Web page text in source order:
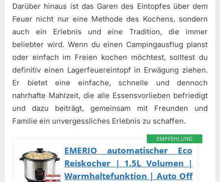
Darüber hinaus ist das Garen des Eintopfes über dem
Feuer nicht nur eine Methode des Kochens, sondern
auch ein Erlebnis und eine Tradition, die immer
beliebter wird. Wenn du einen Campingausflug planst
oder einfach im Freien kochen möchtest, solltest du
definitiv einen Lagerfeuereintopf in Erwägung ziehen.
Er bietet eine einfache, schnelle und dennoch
nahrhafte Mahlzeit, die alle Essensvorlieben befriedigt
und dazu beiträgt, gemeinsam mit Freunden und
Familie ein unvergessliches Erlebnis zu schaffen.
EMPFEHLUNG
EMERIO automatischer Eco
Reiskocher | 1.5L Volumen |
Warmhaltefunktion | Auto Off